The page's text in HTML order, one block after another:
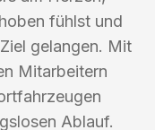
fühlst und
gelangen. Mit
Mitarbeitern
Ablauf.